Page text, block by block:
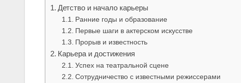
Детство и начало карьеры
Ранние годы и образование
Первые шаги в актерском искусстве
Прорыв и известность
Карьера и достижения
Успех на театральной сцене
Сотрудничество с известными режиссерами